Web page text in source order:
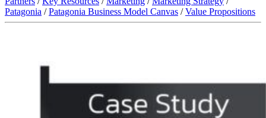
Patagonia /Patagonia Business Model Canvas /Value Propositions